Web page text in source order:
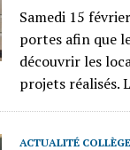
Samedi 15
portes afin que
découvrir les
projets réalisés.
ACTUALITÉ COLLÈGE